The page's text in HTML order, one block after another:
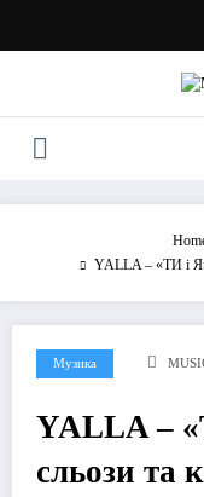
контенту
YALLA – «ТИ і
Музика
YALLA –
сльози та